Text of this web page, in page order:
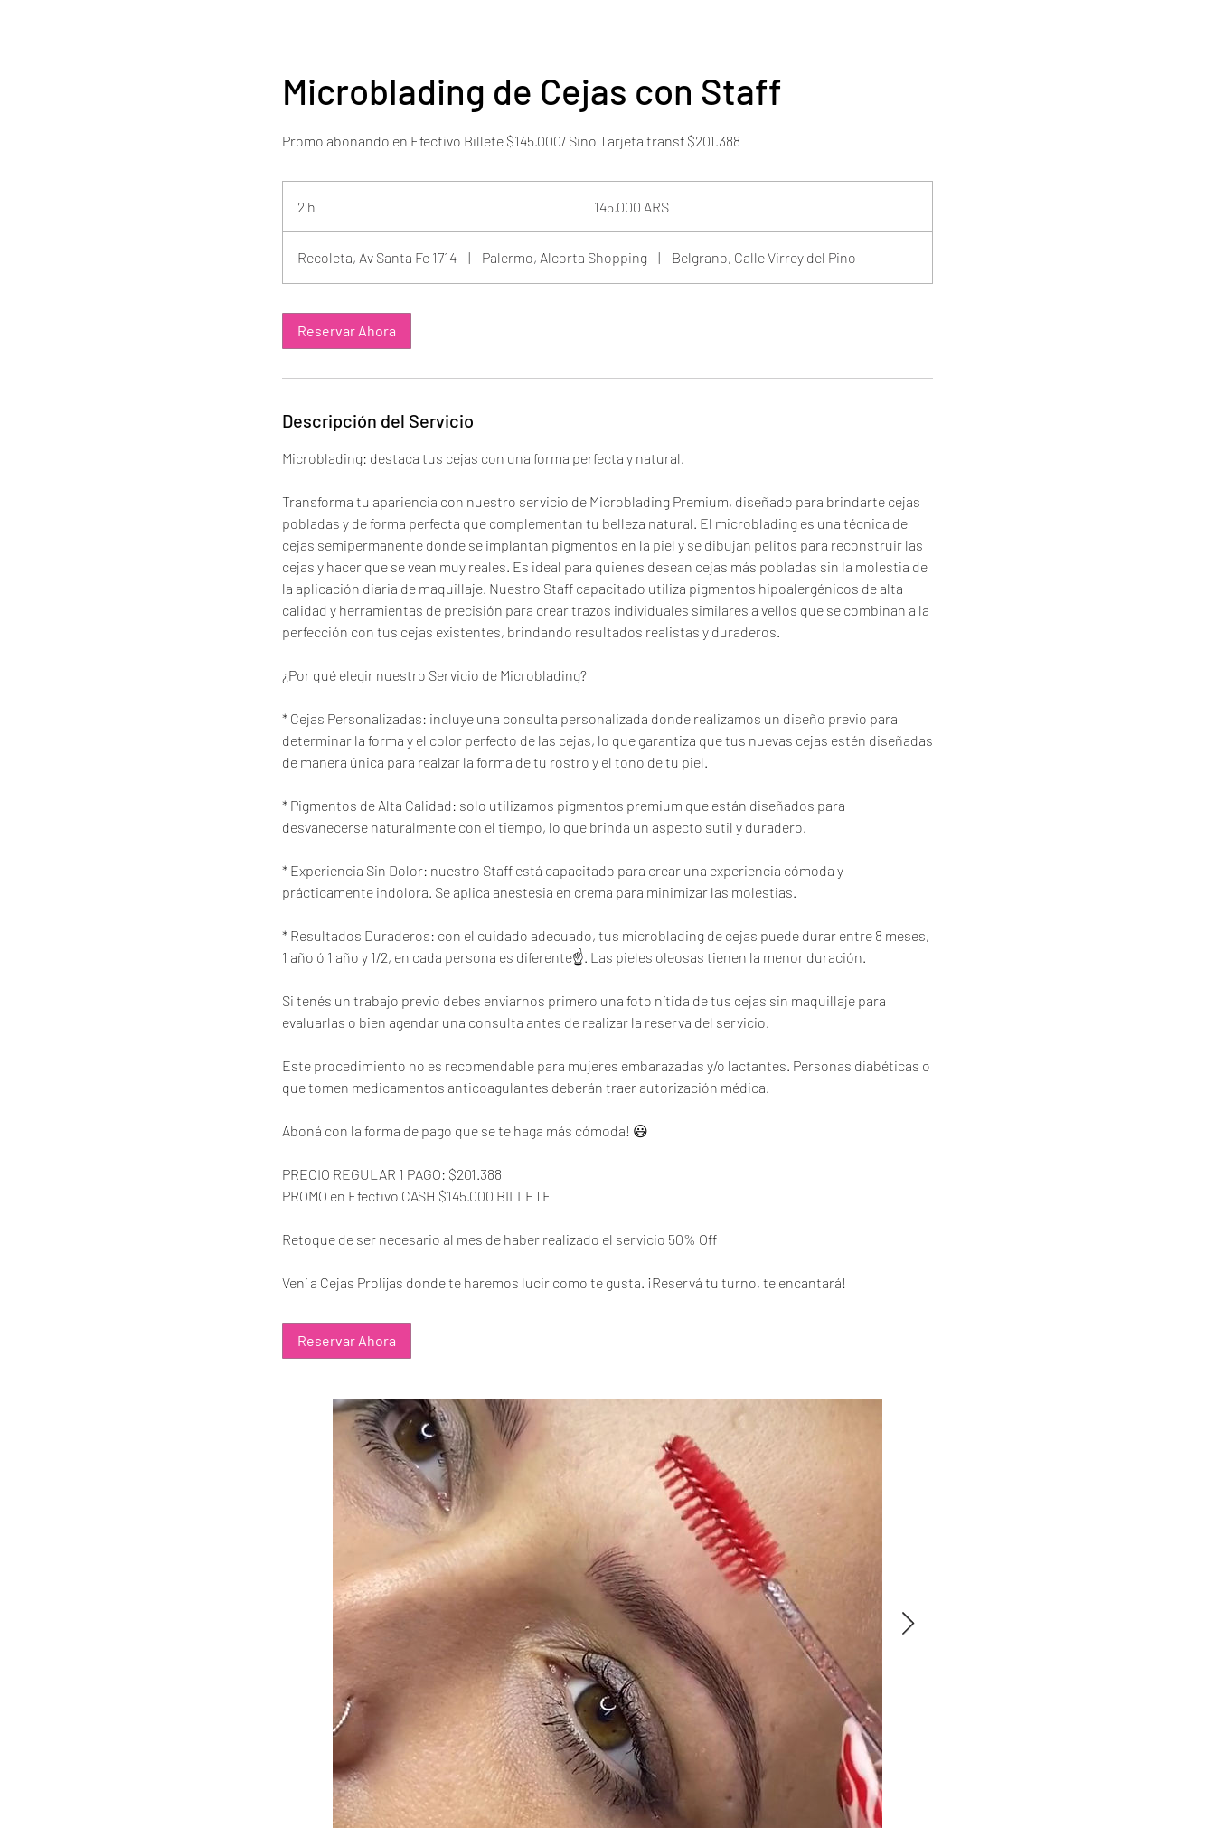
Microblading de Cejas con Staff
Promo abonando en Efectivo Billete $145.000/ Sino Tarjeta transf $201.388
2 h
argentinos
145.000 ARS
Recoleta, Av Santa Fe 1714 | Palermo, Alcorta Shopping | Belgrano, Calle Virrey del Pino
Reservar Ahora
Descripción del Servicio
Microblading: destaca tus cejas con una forma perfecta y natural.
Transforma tu apariencia con nuestro servicio de Microblading Premium, diseñado para brindarte cejas
pobladas y de forma perfecta que complementan tu belleza natural. El microblading es una técnica de
cejas semipermanente donde se implantan pigmentos en la piel y se dibujan pelitos para reconstruir las
cejas y hacer que se vean muy reales. Es ideal para quienes desean cejas más pobladas sin la molestia de
la aplicación diaria de maquillaje. Nuestro Staff capacitado utiliza pigmentos hipoalergénicos de alta
calidad y herramientas de precisión para crear trazos individuales similares a vellos que se combinan a la
perfección con tus cejas existentes, brindando resultados realistas y duraderos.
¿Por qué elegir nuestro Servicio de Microblading?
* Cejas Personalizadas: incluye una consulta personalizada donde realizamos un diseño previo para
determinar la forma y el color perfecto de las cejas, lo que garantiza que tus nuevas cejas estén diseñadas
de manera única para realzar la forma de tu rostro y el tono de tu piel.
* Pigmentos de Alta Calidad: solo utilizamos pigmentos premium que están diseñados para
desvanecerse naturalmente con el tiempo, lo que brinda un aspecto sutil y duradero.
* Experiencia Sin Dolor: nuestro Staff está capacitado para crear una experiencia cómoda y
prácticamente indolora. Se aplica anestesia en crema para minimizar las molestias.
* Resultados Duraderos: con el cuidado adecuado, tus microblading de cejas puede durar entre 8 meses,
1 año ó 1 año y 1/2, en cada persona es diferente☝️. Las pieles oleosas tienen la menor duración.
Si tenés un trabajo previo debes enviarnos primero una foto nítida de tus cejas sin maquillaje para
evaluarlas o bien agendar una consulta antes de realizar la reserva del servicio.
Este procedimiento no es recomendable para mujeres embarazadas y/o lactantes. Personas diabéticas o
que tomen medicamentos anticoagulantes deberán traer autorización médica.
Aboná con la forma de pago que se te haga más cómoda! 😃
PRECIO REGULAR 1 PAGO: $201.388
PROMO en Efectivo CASH $145.000 BILLETE
Retoque de ser necesario al mes de haber realizado el servicio 50% Off
Vení a Cejas Prolijas donde te haremos lucir como te gusta. ¡Reservá tu turno, te encantará!
Reservar Ahora